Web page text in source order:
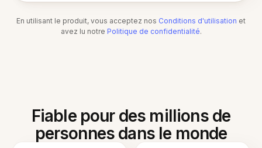
En utilisant le produit, vous acceptez nos Conditions d'utilisation et
avez lu notre Politique de confidentialité.
Fiable pour des millions de
personnes dans le monde